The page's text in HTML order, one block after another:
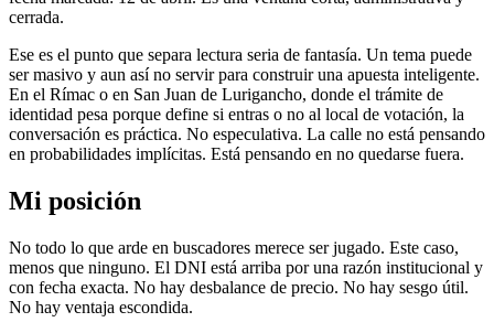
cerrada.
Ese es el punto que separa lectura seria de fantasía. Un tema puede
ser masivo y aun así no servir para construir una apuesta inteligente.
En el Rímac o en San Juan de Lurigancho, donde el trámite de
identidad pesa porque define si entras o no al local de votación, la
conversación es práctica. No especulativa. La calle no está pensando
en probabilidades implícitas. Está pensando en no quedarse fuera.
Mi posición
No todo lo que arde en buscadores merece ser jugado. Este caso,
menos que ninguno. El DNI está arriba por una razón institucional y
con fecha exacta. No hay desbalance de precio. No hay sesgo útil.
No hay ventaja escondida.